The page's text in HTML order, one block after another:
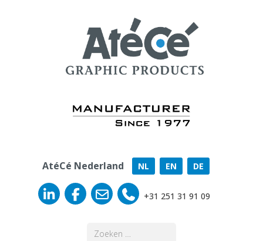
AtéCé Nederland NL EN DE
+31 251 31 91 09